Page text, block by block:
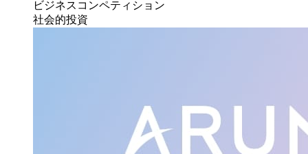
ビジネスコンペティション
社会的投資